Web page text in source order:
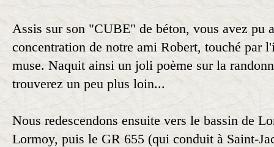
Assis sur son "CUBE" de béton, vous avez pu
concentration de notre ami Robert, touché par
muse. Naquit ainsi un joli poème sur la
trouverez un peu plus loin...
Nous redescendons ensuite vers le bassin de
Lormoy, puis le GR 655 (qui conduit à Saint-